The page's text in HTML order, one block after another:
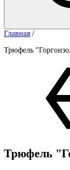
Главная /
Трюфель
Трюфель